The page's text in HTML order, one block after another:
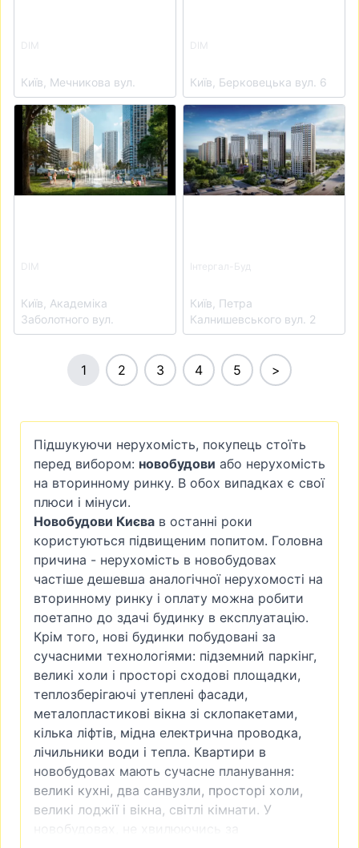
DIM
Київ, Мечникова вул.
DIM
Київ, Берковецька вул. 6
View details for ЖК Метрополіс
DIM
Київ, Академіка
Заболотного вул.
View details for ЖК Polar
Інтергал-Буд
Київ, Петра
Калнишевського вул. 2
1 2 3 4 5 >
Пiдшукуючи нерухомiсть, покупець стоїть
перед вибором: новобудови або нерухомiсть
на вторинному ринку. В обох випадках є свої
плюси і мінуси.
Новобудови Києва в останнi роки
користуються пiдвищеним попитом. Головна
причина - нерухомість в новобудовах
частіше дешевша аналогічної нерухомості на
вторинному ринку і оплату можна робити
поетапно до здачі будинку в експлуатацію.
Крім того, нові будинки побудовані за
сучасними технологіями: підземний паркінг,
великі холи і просторі сходові площадки,
теплозберігаючі утеплені фасади,
металопластикові вікна зі склопакетами,
кілька ліфтів, мідна електрична проводка,
лічильники води i тепла. Квартири в
новобудовах мають сучасне планування:
великі кухні, два санвузли, просторі холи,
великі лоджії і вікна, світлі кімнати. У
новобудовах, не хвилюючись за